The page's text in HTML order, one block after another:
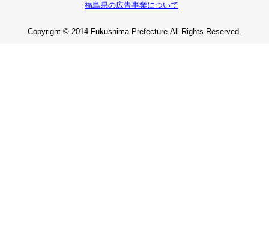
福島県の広告事業について
Copyright © 2014 Fukushima Prefecture.All Rights Reserved.